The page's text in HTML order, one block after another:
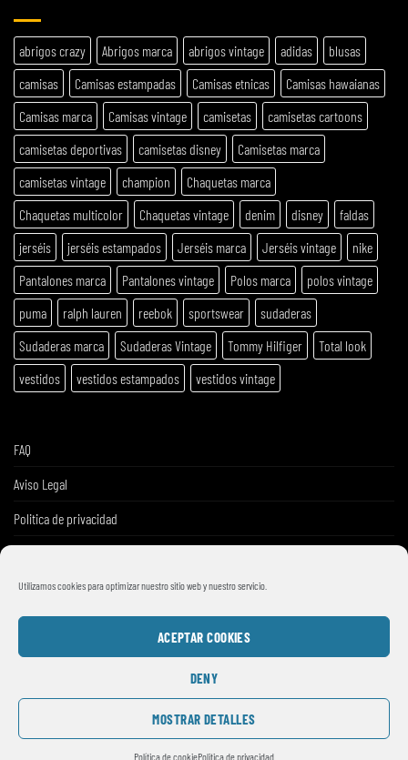
Utilizamos cookies para optimizar nuestro sitio web y nuestro servicio.
ACEPTAR COOKIES
DENY
MOSTRAR DETALLES
Política de cookiePolitica de privacidad
abrigos crazy Abrigos marca abrigos vintage adidas
blusas
camisas
Camisas estampadas Camisas etnicas
Camisas hawaianas
Camisas marca
Camisas vintage camisetas
camisetas cartoons
camisetas deportivas
camisetas disney
Camisetas marca
camisetas vintage
champion
Chaquetas marca
Chaquetas multicolor
Chaquetas vintage denim disney
faldas
jerséis
jerséis estampados Jerséis marca Jerséis vintage
nike
Pantalones marca
Pantalones vintage Polos marca
polos vintage
puma
ralph lauren reebok sportswear
sudaderas
Sudaderas marca
Sudaderas Vintage Tommy Hilfiger
Total look
vestidos
vestidos estampados vestidos vintage
FAQ
Aviso Legal
Politica de privacidad
© 2026SMILE VINTAGE